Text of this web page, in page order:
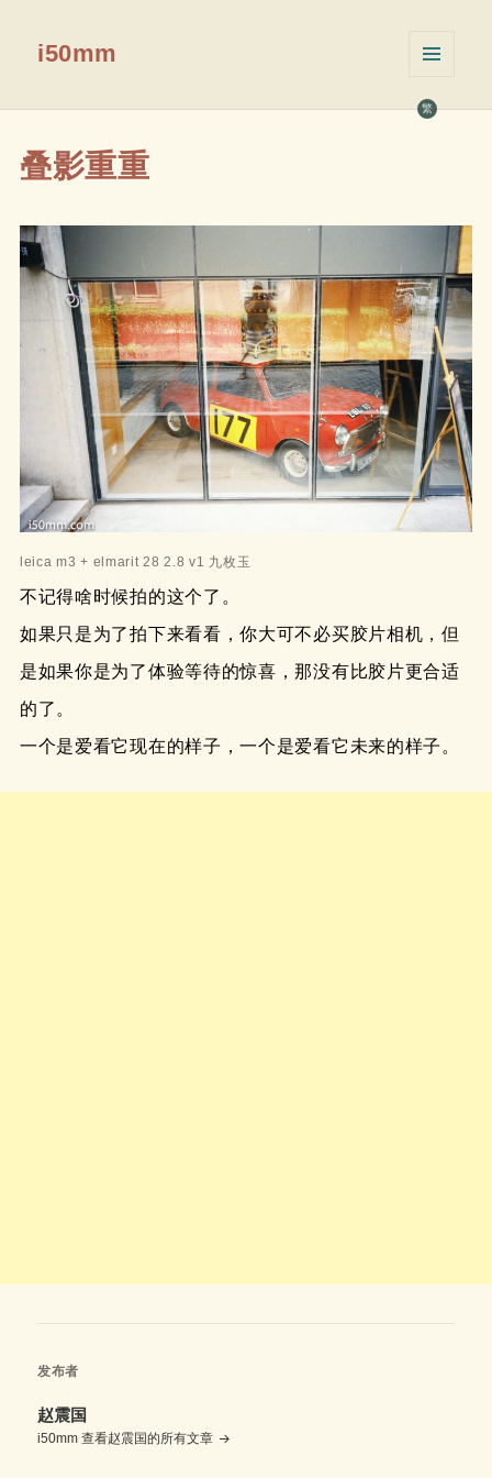
繁
i50mm
挂件
叠影重重
leica m3 + elmarit 28 2.8 v1 九枚玉
不记得啥时候拍的这个了。
如果只是为了拍下来看看，你大可不必买胶片相机，但
是如果你是为了体验等待的惊喜，那没有比胶片更合适
的了。
一个是爱看它现在的样子，一个是爱看它未来的样子。
发布者
赵震国
i50mm查看赵震国的所有文章